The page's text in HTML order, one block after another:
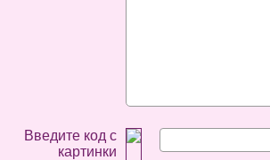
Введите код с
картинки